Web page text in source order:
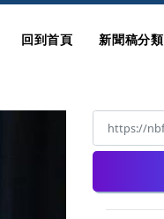
回到首頁 新聞稿分類